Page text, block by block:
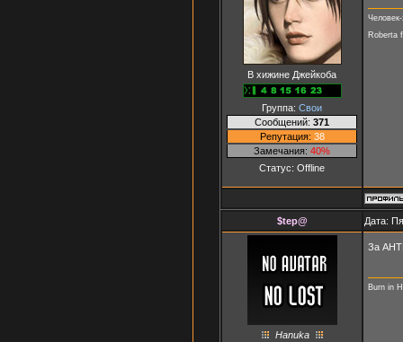
В хижине Джейкоба
Группа: Свои
Сообщений: 371
Репутация: 38
Замечания: 40%
Статус: Offline
Roberta
$tep@ Дата:
Hanuka
За
Burn in